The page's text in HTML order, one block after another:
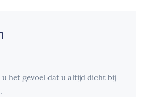
u het gevoel dat u altijd dicht bij